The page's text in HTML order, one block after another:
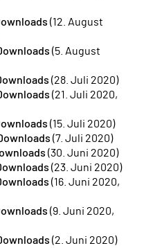
(12. August
(5. August
(28. Juli 2020)
(21. Juli 2020,
(15. Juli 2020)
(7. Juli 2020)
(30. Juni 2020)
(23. Juni 2020)
(16. Juni 2020,
(9. Juni 2020,
(2. Juni 2020)